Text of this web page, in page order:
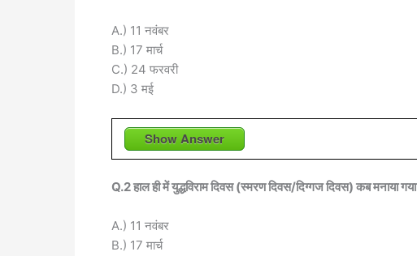
A.) 11 नवंबर
B.) 17 मार्च
C.) 24 फरवरी
D.) 3 मई
Show Answer
Q.2 हाल ही में युद्धविराम दिवस (स्मरण दिवस/दिग्गज दिवस) कब मनाया
A.) 11 नवंबर
B.) 17 मार्च